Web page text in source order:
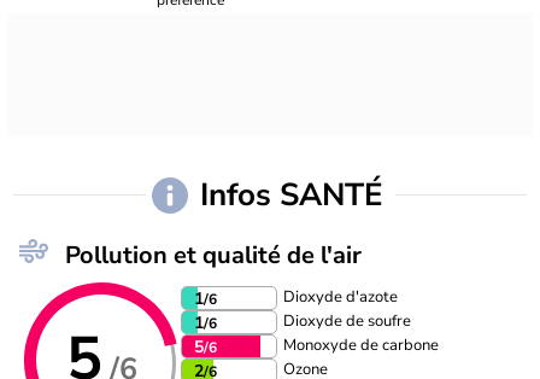
Infos SANTÉ
Pollution et qualité de l'air
5 /6
1/6 Dioxyde d'azote
1/6 Dioxyde de soufre
5/6 Monoxyde de carbone
2/6 Ozone